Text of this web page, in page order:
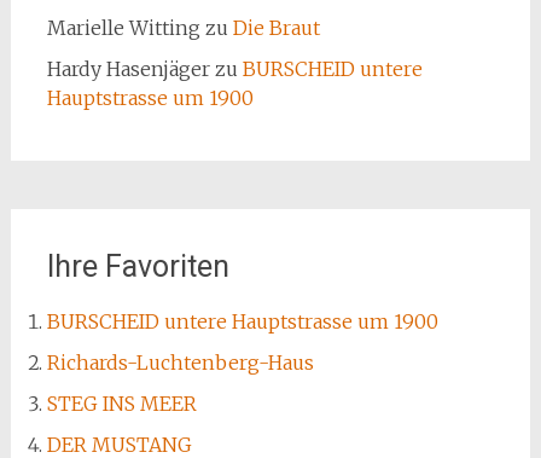
Marielle Witting zu Die Braut
Hardy Hasenjägerzu BURSCHEID untere
Hauptstrasse um 1900
Ihre Favoriten
BURSCHEID untere Hauptstrasse um 1900
Richards-Luchtenberg-Haus
STEG INS MEER
DER MUSTANG